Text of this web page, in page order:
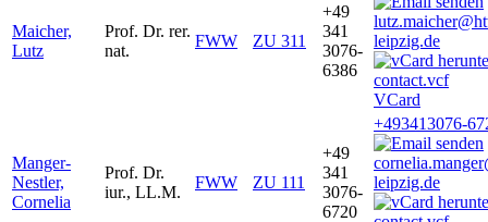
Maicher,
Lutz
Prof. Dr. rer.
nat.
FWW ZU 311
+49
341
3076-
6386
leipzig.de
VCard
Manger-
Nestler,
Cornelia
Prof. Dr.
iur., LL.M.
FWW ZU 111
+49
341
3076-
6720
+493413076-
leipzig.de